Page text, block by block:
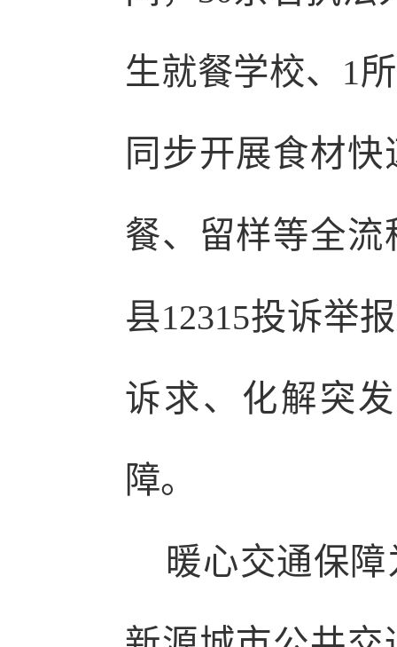
生就餐学校、1
同步开展食材
餐、留样等全
县12315投诉举
诉求、化解突
障。
暖心交通保障